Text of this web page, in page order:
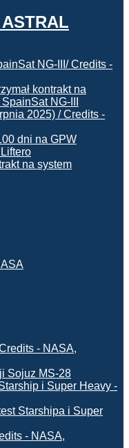
kontrakt na
NG-III
dni na GPW
na system
Sojuz MS-28
Starshipa i Super